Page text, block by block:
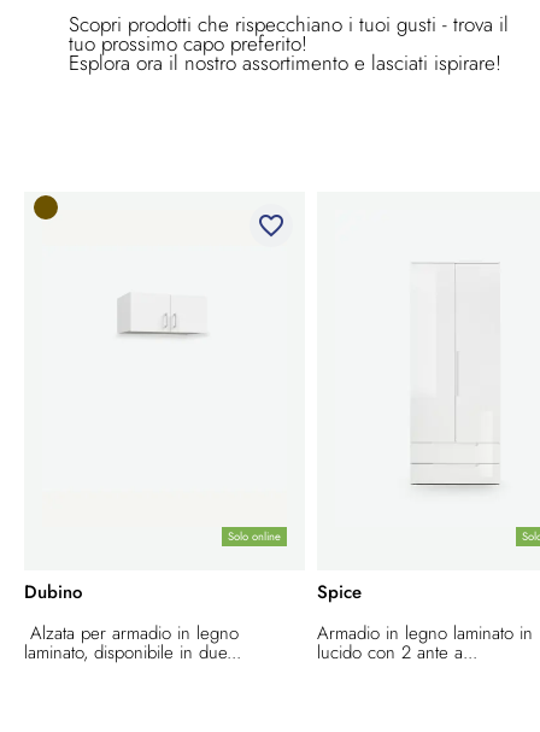
Scopri prodotti che rispecchiano i tuoi gusti - trova il
tuo prossimo capo preferito!
Esplora ora il nostro assortimento e lasciati ispirare!
Solo online
favorite_border
Dubino
Alzata per armadio in legno
laminato, disponibile in due...
Spice
Armadio in legno laminato in
lucido con 2 ante a...